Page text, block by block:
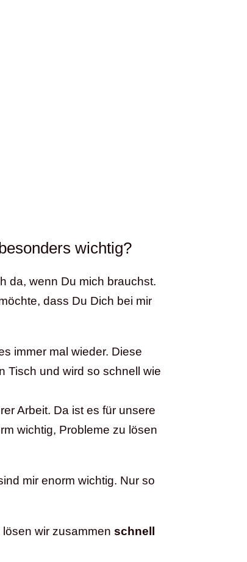
wichtig?
da, wenn Du mich brauchst.
dass Du Dich bei mir
immer mal wieder. Diese
Tisch und wird so schnell wie
Arbeit. Da ist es für unsere
wichtig, Probleme zu lösen
mir enorm wichtig. Nur so
lösen wir zusammenschnell